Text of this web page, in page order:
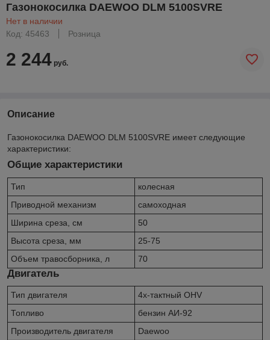
Газонокосилка DAEWOO DLM 5100SVRE
Нет в наличии
Код: 45463
Розница
2 244 руб.
Описание
Газонокосилка DAEWOO DLM 5100SVRE имеет следующие
характеристики:
Общие характеристики
Тип
колесная
Приводной механизм
самоходная
Ширина среза, см
50
Высота среза, мм
25-75
Объем травосборника, л
70
Двигатель
Тип двигателя
4х-тактный OHV
Топливо
бензин АИ-92
Производитель двигателя
Daewoo